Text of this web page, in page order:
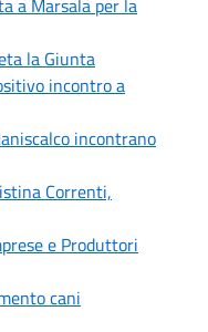
la Giunta
incontro a
incontrano
Correnti,
e Produttori
cani